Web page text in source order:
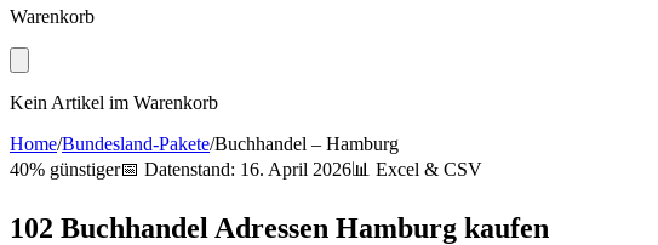
Warenkorb
Kein Artikel im Warenkorb
Home/Bundesland-Pakete/Buchhandel – Hamburg
40% günstiger📅 Datenstand: 16. April 2026📊 Excel & CSV
102 Buchhandel Adressen Hamburg kaufen